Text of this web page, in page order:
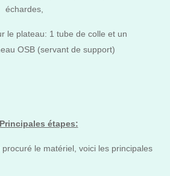
échardes,
le plateau: 1 tube de colle et un
OSB (servant de support)
étapes:
le matériel, voici les principales